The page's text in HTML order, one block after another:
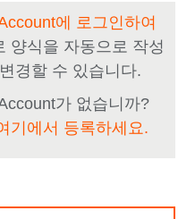
에 로그인하여
양식을 자동으로 작성
경할 수 있습니다.
가 없습니까?
기에서 등록하세요.